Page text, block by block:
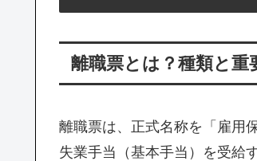
離職票とは？種類と重
離職票は、正式名称を「雇用
失業手当（基本手当）を受給